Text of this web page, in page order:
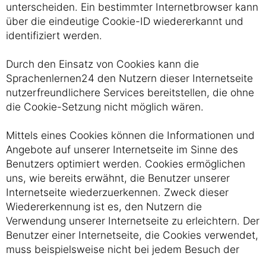
unterscheiden. Ein bestimmter Internetbrowser kann
über die eindeutige Cookie-ID wiedererkannt und
identifiziert werden.
Durch den Einsatz von Cookies kann die
Sprachenlernen24 den Nutzern dieser Internetseite
nutzerfreundlichere Services bereitstellen, die ohne
die Cookie-Setzung nicht möglich wären.
Mittels eines Cookies können die Informationen und
Angebote auf unserer Internetseite im Sinne des
Benutzers optimiert werden. Cookies ermöglichen
uns, wie bereits erwähnt, die Benutzer unserer
Internetseite wiederzuerkennen. Zweck dieser
Wiedererkennung ist es, den Nutzern die
Verwendung unserer Internetseite zu erleichtern. Der
Benutzer einer Internetseite, die Cookies verwendet,
muss beispielsweise nicht bei jedem Besuch der